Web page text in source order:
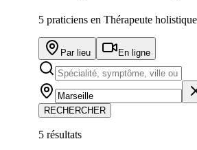
5 praticiens en Thérapeute holistique
Par lieu En ligne
RECHERCHER
5 résultats